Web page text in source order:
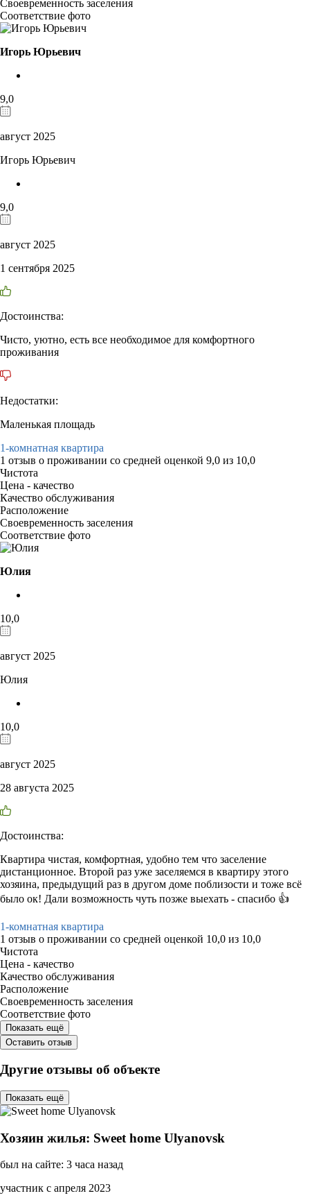
Своевременность заселения
Соответствие фото
Игорь Юрьевич
9,0
август 2025
Игорь Юрьевич
9,0
август 2025
1 сентября 2025
Достоинства:
Чисто, уютно, есть все необходимое для комфортного
проживания
Недостатки:
Маленькая площадь
1-комнатная квартира
1 отзыв о проживании со средней оценкой 9,0 из 10,0
Чистота
Цена - качество
Качество обслуживания
Расположение
Своевременность заселения
Соответствие фото
Юлия
10,0
август 2025
Юлия
10,0
август 2025
28 августа 2025
Достоинства:
Квартира чистая, комфортная, удобно тем что заселение
дистанционное. Второй раз уже заселяемся в квартиру этого
хозяина, предыдущий раз в другом доме поблизости и тоже всё
было ок! Дали возможность чуть позже выехать - спасибо 👍
1-комнатная квартира
1 отзыв о проживании со средней оценкой 10,0 из 10,0
Чистота
Цена - качество
Качество обслуживания
Расположение
Своевременность заселения
Соответствие фото
Показать ещё
Оставить отзыв
Другие отзывы об объекте
Показать ещё
Хозяин жилья: Sweet home Ulyanovsk
был на сайте: 3 часа назад
участник с апреля 2023